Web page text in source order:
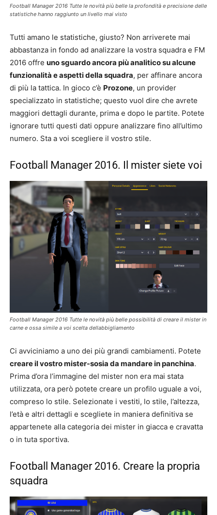
Football Manager 2016 Tutte le novità più belle la profondità e precisione delle
statistiche hanno raggiunto un livello mai visto
Tutti amano le statistiche, giusto? Non arriverete mai
abbastanza in fondo ad analizzare la vostra squadra e FM
2016 offre uno sguardo ancora più analitico su alcune
funzionalità e aspetti della squadra, per affinare ancora
di più la tattica. In gioco c’è Prozone, un provider
specializzato in statistiche; questo vuol dire che avrete
maggiori dettagli durante, prima e dopo le partite. Potete
ignorare tutti questi dati oppure analizzare fino all’ultimo
numero. Sta a voi scegliere il vostro stile.
Football Manager 2016. Il mister siete voi
Football Manager 2016 Tutte le novità più belle possibilità di creare il mister in
carne e ossa simile a voi scelta dellabbigliamento
Ci avviciniamo a uno dei più grandi cambiamenti. Potete
creare il vostro mister-sosia da mandare in panchina.
Prima d’ora l’immagine del mister non era mai stata
utilizzata, ora però potete creare un profilo uguale a voi,
compreso lo stile. Selezionate i vestiti, lo stile, l’altezza,
l’età e altri dettagli e scegliete in maniera definitiva se
appartenete alla categoria dei mister in giacca e cravatta
o in tuta sportiva.
Football Manager 2016. Creare la propria
squadra